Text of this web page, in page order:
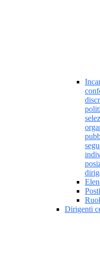
Dirigenti